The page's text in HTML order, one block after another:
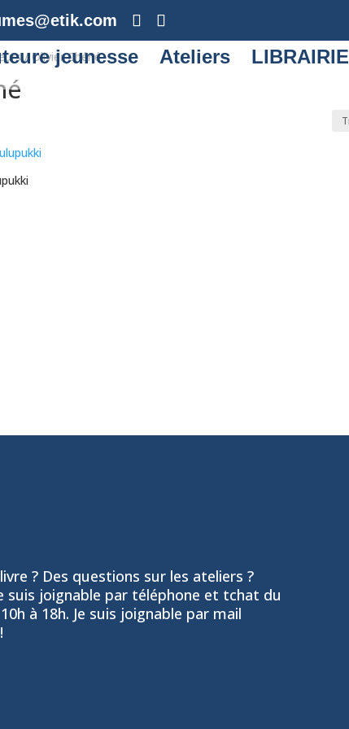
jeunesse Ateliers LIBRAIRIE
/ Olivier Chéné
? Des questions sur les ateliers ?
suis joignable par téléphone et tchat du
à 18h. Je suis joignable par mail